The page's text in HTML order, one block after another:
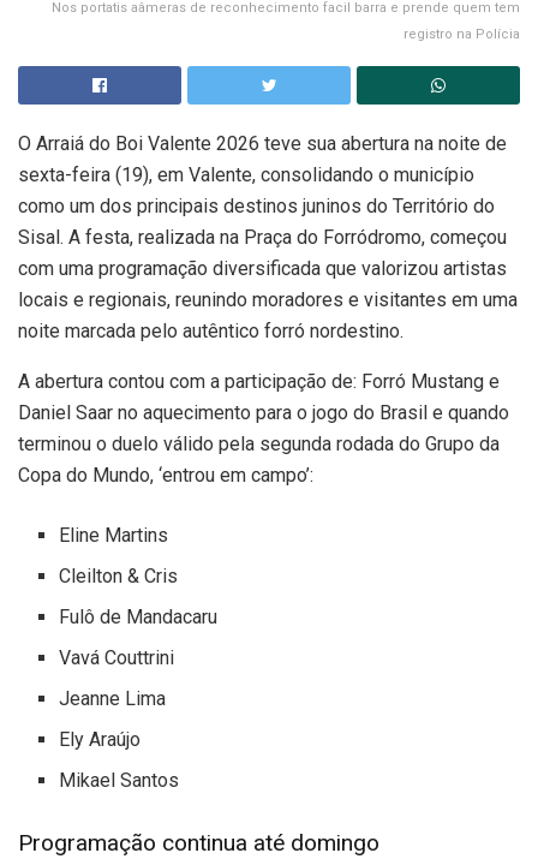
Nos portatis aâmeras de reconhecimento facil barra e prende quem tem
registro na Polícia
O Arraiá do Boi Valente 2026 teve sua abertura na noite de
sexta-feira (19), em Valente, consolidando o município
como um dos principais destinos juninos do Território do
Sisal. A festa, realizada na Praça do Forródromo, começou
com uma programação diversificada que valorizou artistas
locais e regionais, reunindo moradores e visitantes em uma
noite marcada pelo autêntico forró nordestino.
A abertura contou com a participação de: Forró Mustang e
Daniel Saar no aquecimento para o jogo do Brasil e quando
terminou o duelo válido pela segunda rodada do Grupo da
Copa do Mundo, ‘entrou em campo’:
Eline Martins
Cleilton & Cris
Fulô de Mandacaru
Vavá Couttrini
Jeanne Lima
Ely Araújo
Mikael Santos
Programação continua até domingo